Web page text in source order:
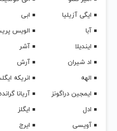
ایگی آزیلیا
ابی
آبا
الویس
ایندیلا
آشر
اد شیران
آرش
الهه
انریکه
ایمجین دراگونز
آریانا
ادل
ایگلز
آویسی
ایرج